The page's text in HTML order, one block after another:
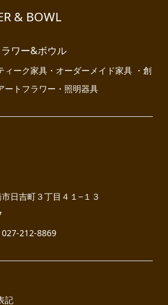
& BOWL
ワー&ボウル
ィーク家具・オーダーメイド家具 ・創
ートフラワー・照明器具
日吉町３丁目４１−１３
027-212-8869
記